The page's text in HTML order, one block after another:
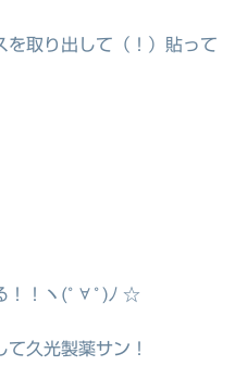
を取り出して（！）貼って
！！ヽ(ﾟ∀ﾟ)ﾉ ☆
久光製薬サン！